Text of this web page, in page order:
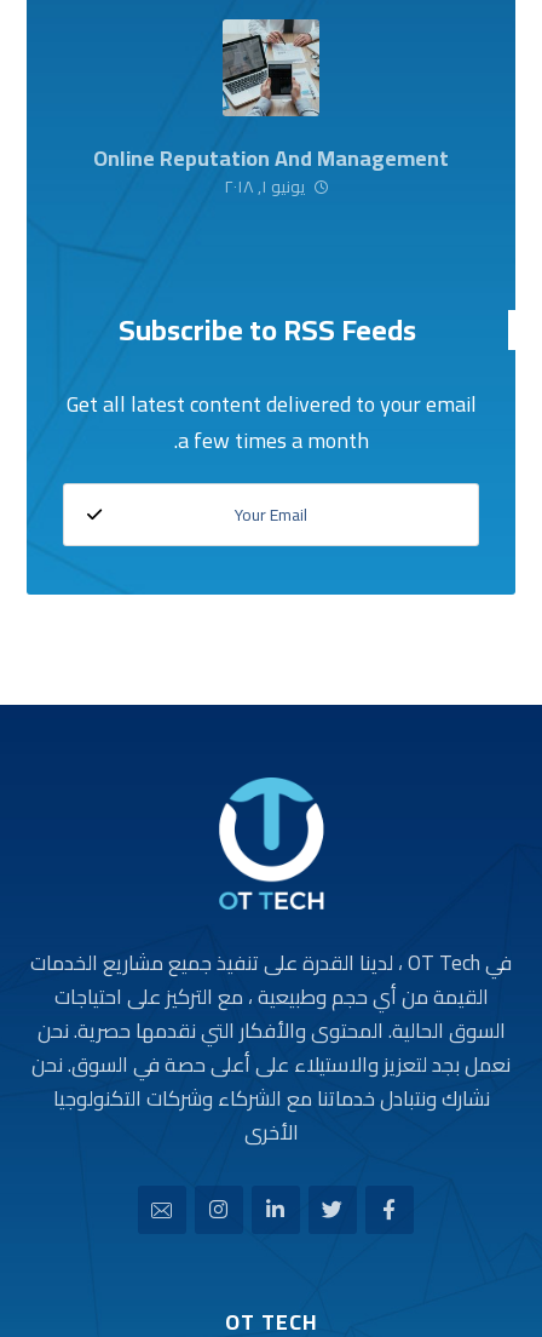
Online Reputation And Management
يونيو ١, ٢٠١٨
Subscribe to RSS Feeds
Get all latest content delivered to your email
a few times a month.
في OT Tech ، لدينا القدرة على تنفيذ جميع مشاريع الخدمات
القيمة من أي حجم وطبيعية ، مع التركيز على احتياجات
السوق الحالية. المحتوى والأفكار التي نقدمها حصرية. نحن
نعمل بجد لتعزيز والاستيلاء على أعلى حصة في السوق. نحن
نشارك ونتبادل خدماتنا مع الشركاء وشركات التكنولوجيا
الأخرى
OT TECH